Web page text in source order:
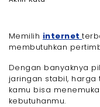
Memilih internet
membutuhkan
Dengan banyaknya
jaringan stabil, harga
kamu bisa
kebutuhanmu.